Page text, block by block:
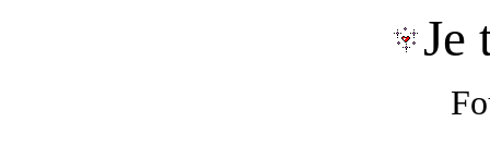
Je